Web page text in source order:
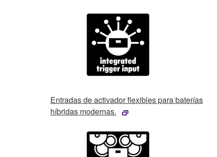
Entradas de activador flexibles para baterías
híbridas modernas.